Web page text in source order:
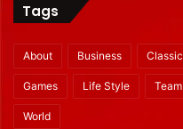
Tags
About Business Classic
Games Life Style Team
World